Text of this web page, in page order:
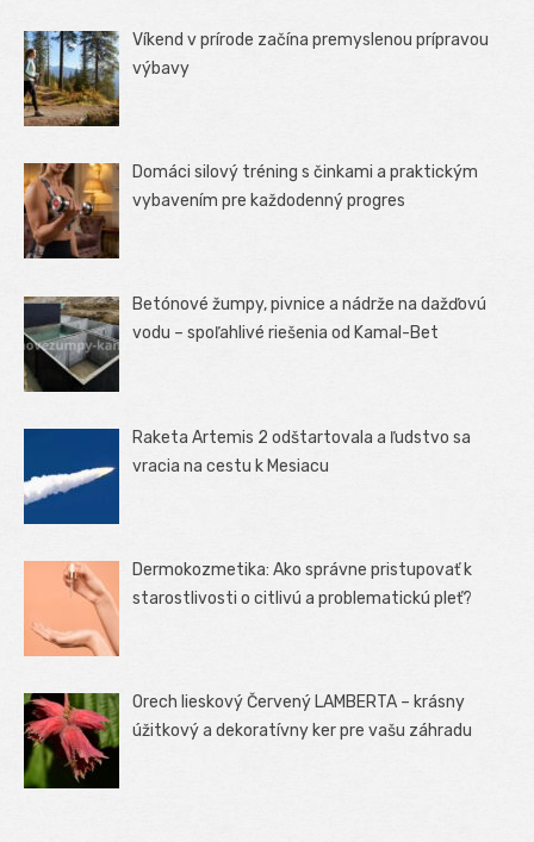
Víkend v prírode začína premyslenou prípravou
výbavy
Domáci silový tréning s činkami a praktickým
vybavením pre každodenný progres
Betónové žumpy, pivnice a nádrže na dažďovú
vodu – spoľahlivé riešenia od Kamal-Bet
Raketa Artemis 2 odštartovala a ľudstvo sa
vracia na cestu k Mesiacu
Dermokozmetika: Ako správne pristupovať k
starostlivosti o citlivú a problematickú pleť?
Orech lieskový Červený LAMBERTA – krásny
úžitkový a dekoratívny ker pre vašu záhradu